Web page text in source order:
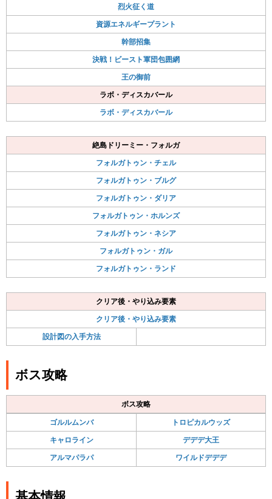
烈火征く道
資源エネルギープラント
幹部招集
決戦！ビースト軍団包囲網
王の御前
ラボ・ディスカバール
ラボ・ディスカバール
絶島ドリーミー・フォルガ
フォルガトゥン・チェル
フォルガトゥン・ブルグ
フォルガトゥン・ダリア
フォルガトゥン・ホルンズ
フォルガトゥン・ネシア
フォルガトゥン・ガル
フォルガトゥン・ランド
クリア後・やり込み要素
クリア後・やり込み要素
設計図の入手方法
ボス攻略
ボス攻略
ゴルルムンバ
トロピカルウッズ
キャロライン
デデデ大王
アルマパラパ
ワイルドデデデ